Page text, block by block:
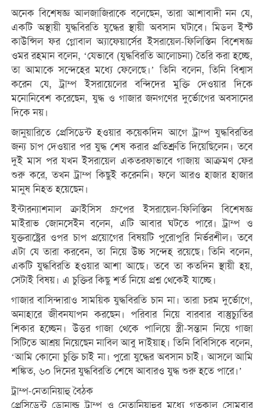
অনেক বিশেষজ্ঞ আলজাজিরাকে বলেছেন, তারা আশাবাদী নন যে,
একটি অস্থায়ী যুদ্ধবিরতি যুদ্ধের স্থায়ী অবসান ঘটাবে। মিডল ইস্ট
কাউন্সিল ফর গ্লোবাল অ্যাফেয়ার্সের ইসরায়েল-ফিলিস্তিন বিশেষজ্ঞ
ওমর রহমান বলেন, ‘যেভাবে (যুদ্ধবিরতি আলোচনা) তৈরি করা হচ্ছে,
তা আমাকে সন্দেহের মধ্যে ফেলেছে।’ তিনি বলেন, তিনি বিশ্বাস
করেন যে, ট্রাম্প ইসরায়েলের বন্দিদের মুক্তি দেওয়ার দিকে
মনোনিবেশ করেছেন, যুদ্ধ ও গাজার জনগণের দুর্ভোগের অবসানের
দিকে নয়।
জানুয়ারিতে প্রেসিডেন্ট হওয়ার কয়েকদিন আগে ট্রাম্প যুদ্ধবিরতির
জন্য চাপ দেওয়ার পর যুদ্ধ শেষ করার প্রতিশ্রুতি দিয়েছিলেন। তবে
দুই মাস পর যখন ইসরায়েল একতরফাভাবে গাজায় আক্রমণ ফের
শুরু করে, তখন ট্রাম্প কিছুই করেননি। ফলে আরও হাজার হাজার
মানুষ নিহত হয়েছেন।
ইন্টারন্যাশনাল ক্রাইসিস গ্রুপের ইসরায়েল-ফিলিস্তিন বিশেষজ্ঞ
মাইরাভ জোনসেইন বলেন, এটি আবার ঘটতে পারে। ট্রাম্প ও
যুক্তরাষ্ট্রের ওপর চাপ প্রয়োগের বিষয়টি পুরোপুরি নির্ভরশীল। তবে
এটা যে তারা করবেন, তা নিয়ে উচ্চ সন্দেহ রয়েছে। তিনি বলেন,
একটি যুদ্ধবিরতি হওয়ার আশা আছে। তবে তা কতদিন স্থায়ী হয়,
সেটাই বিষয়। এ চুক্তির কিছু শর্ত নিয়ে প্রশ্ন থেকেই যাচ্ছে।
গাজার বাসিন্দারাও সাময়িক যুদ্ধবিরতি চান না। তারা চরম দুর্ভোগে,
অনাহারে জীবনযাপন করছেন। পরিবার নিয়ে বারবার বাস্তুচ্যুতির
শিকার হচ্ছেন। উত্তর গাজা থেকে পালিয়ে স্ত্রী-সন্তান নিয়ে গাজা
সিটিতে আশ্রয় নিয়েছেন নাবিল আবু দাইয়াহ। তিনি বিবিসিকে বলেন,
‘আমি কোনো চুক্তি চাই না। পুরো যুদ্ধের অবসান চাই। আসলে আমি
শঙ্কিত, ৬০ দিনের যুদ্ধবিরতি শেষে আবারও যুদ্ধ শুরু হতে পারে।’
ট্রাম্প-নেতানিয়াহু বৈঠক
প্রেসিডেন্ট ডোনাল্ড ট্রাম্প ও নেতানিয়াহুর মধ্যে গতকাল সোমবার